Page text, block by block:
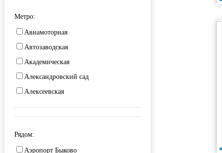
Метро:
Авиамоторная
Автозаводская
Академическая
Александровский сад
Алексеевская
Алма-Атинская
Аминьевская
Андроновка
Рядом:
Аэропорт Быково